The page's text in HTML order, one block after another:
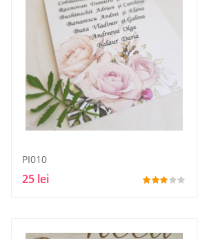
PI010
25 lei